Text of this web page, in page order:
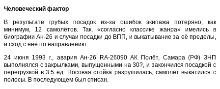
Человеческий фактор
В результате грубых посадок из-за ошибок экипажа потеряно, как
минимум, 12 самолётов. Так, «согласно классике жанра» имелись в
биографии Ан-26 и случаи посадки до ВПП, и выкатывание за её пределы,
и сход с неё по направлению.
24 июня 1993 г., авария Ан-26 RA-26090 АК Полёт, Самара (РФ) ЗНП
выполнялся с закрылками, выпущенными на 30?, и закончился посадкой с
перегрузкой в 3.5 ед. Носовая стойка разрушилась, самолёт выкатился с
полосы. В последующем был списан.